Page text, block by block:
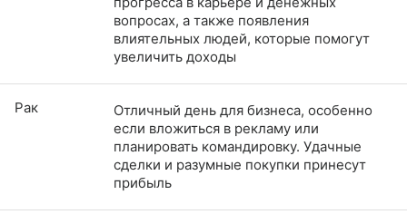
вопросах, а также появления
влиятельных людей, которые помогут
увеличить доходы
Рак
Отличный день для бизнеса, особенно
если вложиться в рекламу или
планировать командировку. Удачные
сделки и разумные покупки принесут
прибыль